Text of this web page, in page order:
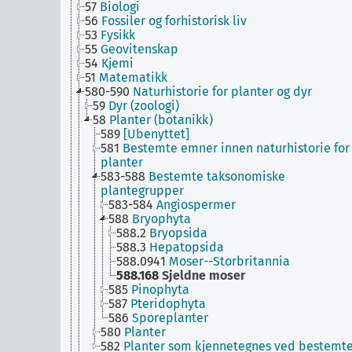
57 Biologi
56 Fossiler og forhistorisk liv
53 Fysikk
55 Geovitenskap
54 Kjemi
51 Matematikk
580-590 Naturhistorie for planter og dyr
59 Dyr (zoologi)
58 Planter (botanikk)
589 [Ubenyttet]
581 Bestemte emner innen naturhistorie for
planter
583-588 Bestemte taksonomiske
plantegrupper
583-584 Angiospermer
588 Bryophyta
588.2 Bryopsida
588.3 Hepatopsida
588.0941 Moser--Storbritannia
588.168 Sjeldne moser
585 Pinophyta
587 Pteridophyta
586 Sporeplanter
580 Planter
582 Planter som kjennetegnes ved